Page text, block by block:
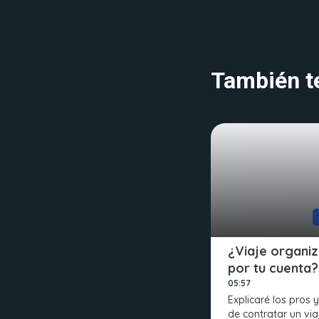
También
¿Viaje
por tu cuenta?
05:57
Explicaré los pros
de contratar un